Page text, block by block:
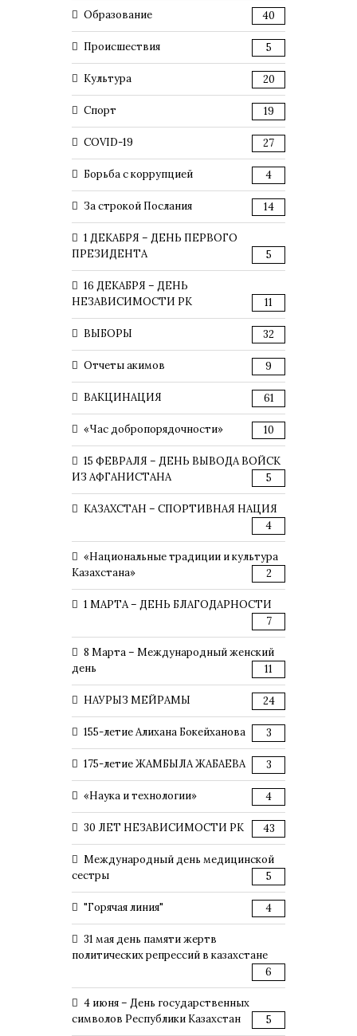
Образование 40
Происшествия 5
Культура 20
Спорт 19
COVID-19 27
Борьба с коррупцией 4
За строкой Послания 14
1 ДЕКАБРЯ – ДЕНЬ ПЕРВОГО
ПРЕЗИДЕНТА
5
16 ДЕКАБРЯ – ДЕНЬ
НЕЗАВИСИМОСТИ РК
11
ВЫБОРЫ 32
Отчеты акимов 9
ВАКЦИНАЦИЯ 61
«Час добропорядочности» 10
15 ФЕВРАЛЯ – ДЕНЬ ВЫВОДА ВОЙСК
ИЗ АФГАНИСТАНА
5
КАЗАХСТАН – СПОРТИВНАЯ НАЦИЯ
4
«Национальные традиции и культура
Казахстана»
2
1 МАРТА – ДЕНЬ БЛАГОДАРНОСТИ
7
8 Марта – Международный женский
день
11
НАУРЫЗ МЕЙРАМЫ 24
155-летие Алихана Бокейханова 3
175-летие ЖАМБЫЛА ЖАБАЕВА 3
«Наука и технологии» 4
30 ЛЕТ НЕЗАВИСИМОСТИ РК 43
Международный день медицинской
сестры
5
"Горячая линия" 4
31 мая день памяти жертв
политических репрессий в казахстане
6
4 июня – День государственных
символов Республики Казахстан
5